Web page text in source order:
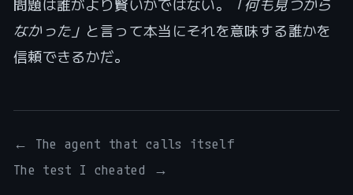
問題は誰がより賢いかではない。
「何も見つから
なかった」 と言って本当にそれを意味する誰かを
信頼できるかだ。
← The agent that calls itself
The test I cheated →